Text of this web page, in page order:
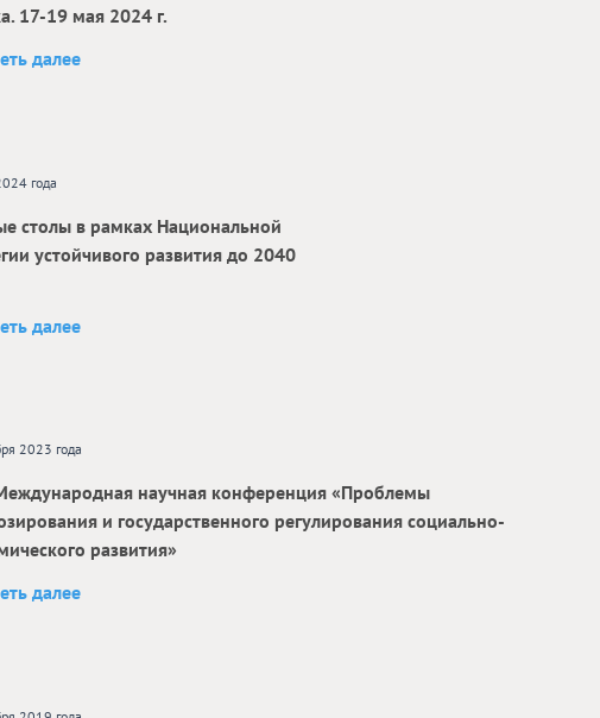
17-19 мая 2024 г.
далее
года
столы в рамках Национальной
устойчивого развития до 2040
далее
2023 года
научная конференция «Проблемы
и государственного регулирования социально-
развития»
далее